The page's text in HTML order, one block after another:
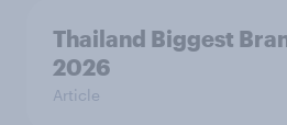
Thailand Biggest
2026
Article